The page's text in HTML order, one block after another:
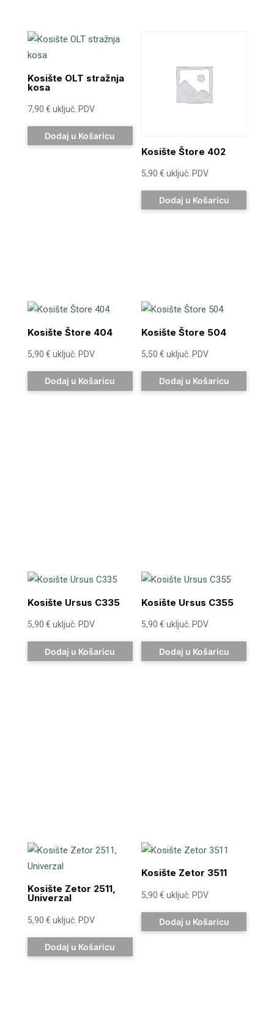
Kosište OLT stražnja
kosa
7,90 € uključ. PDV
Dodaj u Košaricu
Kosište Štore 402
5,90€ uključ. PDV
Dodaj u Košaricu
Kosište Štore 404
5,90 € uključ. PDV
Dodaj u Košaricu
Kosište Štore 504
5,50€ uključ. PDV
Dodaj u Košaricu
Kosište Ursus C335
5,90 € uključ. PDV
Dodaj u Košaricu
Kosište Ursus C355
5,90€ uključ. PDV
Dodaj u Košaricu
Kosište Zetor 2511,
Univerzal
5,90 € uključ. PDV
Dodaj u Košaricu
Kosište Zetor 3511
5,90€ uključ. PDV
Dodaj u Košaricu